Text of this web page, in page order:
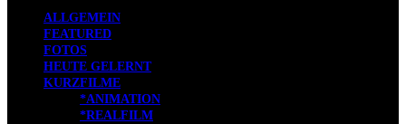
ALLGEMEIN
FEATURED
FOTOS
HEUTE GELERNT
KURZFILME
*ANIMATION
*REALFILM